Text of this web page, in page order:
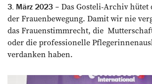
3. März 2023
Das Gosteli-Archiv hütet
der Frauenbewegung. Damit wir nie
das Frauenstimmrecht, die
oder die professionelle
verdanken haben.